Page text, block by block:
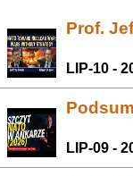
Prof.
LIP-10 -
LIP-09 -